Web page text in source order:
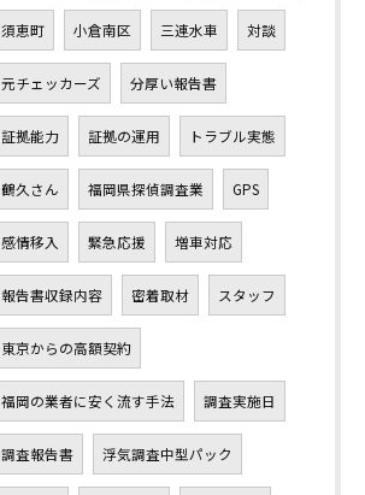
須恵町 小倉南区 三連水車 対談
元チェッカーズ 分厚い報告書
証拠能力 証拠の運用 トラブル実態
鶴久さん 福岡県探偵調査業 GPS
感情移入 緊急応援 増車対応
報告書収録内容 密着取材 スタッフ
東京からの高額契約
福岡の業者に安く流す手法 調査実施日
調査報告書 浮気調査中型パック